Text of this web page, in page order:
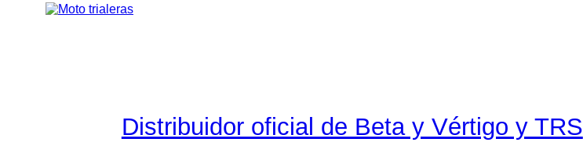
Distribuidor oficial de Beta y Vértigo y TRS